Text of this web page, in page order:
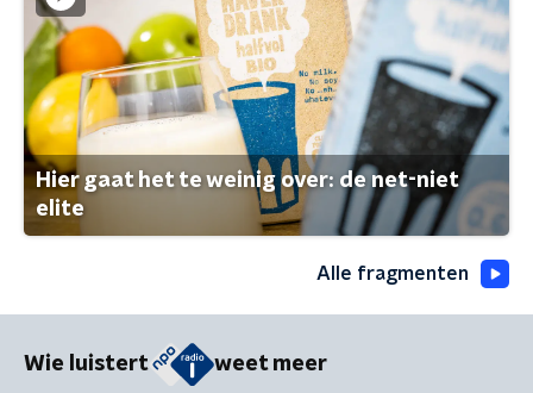
Hier gaat het te weinig over: de net-niet
elite
Alle fragmenten
Wie luistert weet meer